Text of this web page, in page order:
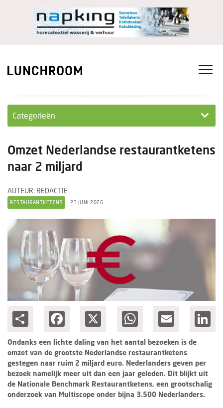
Categorieën
Ondernemen in...
Nieuwe lunchrooms
Columns
Groots ondernemen
Omzet Nederlandse restaurantketens
naar 2 miljard
AUTEUR: REDACTIE
RESTAURANTKETENS 23 JUNI 2026
Facebook WhatsAppEmail
Ondanks een lichte daling van het aantal bezoeken is de
omzet van de grootste Nederlandse restaurantketens
gestegen naar ruim 2 miljard euro. Nederlanders geven per
bezoek namelijk meer uit dan een jaar geleden. Dit blijkt uit
de Nationale Benchmark Restaurantketens, een grootschalig
onderzoek van Multiscope onder bijna 3.500 Nederlanders.